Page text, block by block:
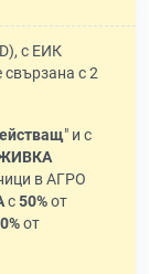
с ЕИК
свързана с 2
" и с
в АГРО
с50%от
от